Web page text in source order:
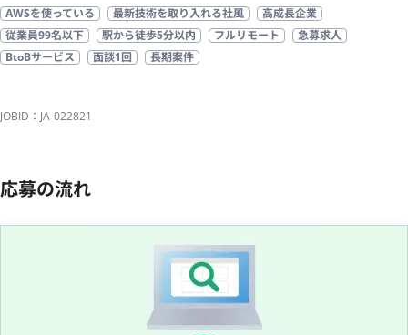
AWSを使っている 最新技術を取り入れる社風
高成長企業
従業員99名以下
駅から徒歩5分以内 フルリモート
急募求人
BtoBサービス
面談1回 長期案件
JOBID：JA-022821
応募の流れ